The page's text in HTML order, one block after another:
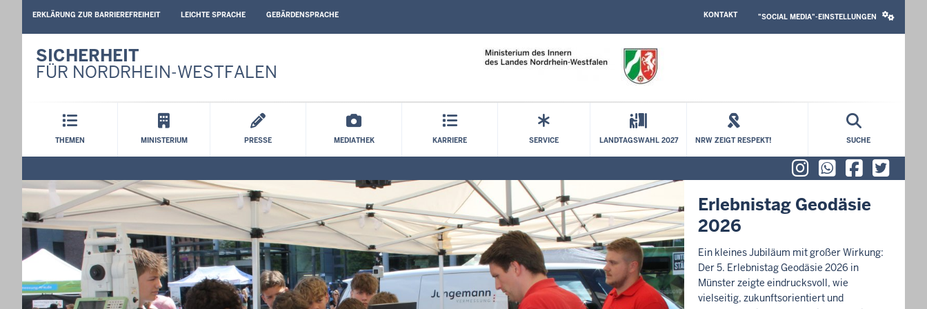
SPRACHEN
ERKLÄRUNG ZUR BARRIEREFREIHEIT LEICHTE SPRACHE GEBÄRDENSPRACHE
TOPKONTAKT
MEDIA
"SOCIAL MEDIA"-EINSTELLUNGEN
SICHERHEIT
FÜR NORDRHEIN-WESTFALEN
Hauptmenü
THEMEN MINISTERIUM PRESSE MEDIATHEK KARRIERE SERVICE LANDTAGSWAHL 2027 NRW ZEIGT RESPEKT! SUCHE
InstagramX
Erlebnistag Geodäsie
2026
Ein kleines Jubiläum mit großer Wirkung:
Der 5. Erlebnistag Geodäsie 2026 in
Münster zeigte eindrucksvoll, wie
vielseitig, zukunftsorientiert und